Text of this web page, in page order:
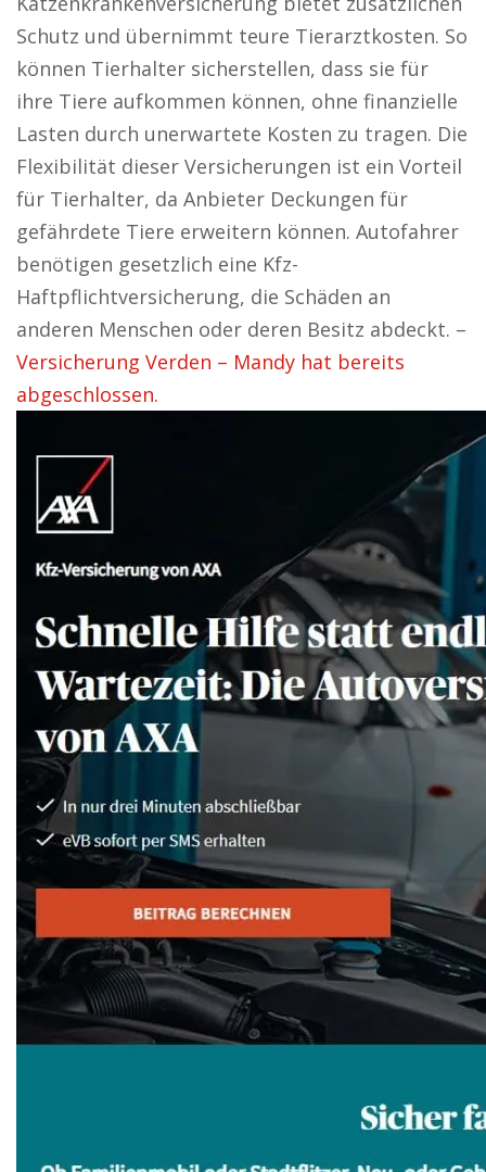
Schutz und übernimmt teure Tierarztkosten. So
können Tierhalter sicherstellen, dass sie für
ihre Tiere aufkommen können, ohne finanzielle
Lasten durch unerwartete Kosten zu tragen. Die
Flexibilität dieser Versicherungen ist ein Vorteil
für Tierhalter, da Anbieter Deckungen für
gefährdete Tiere erweitern können. Autofahrer
benötigen gesetzlich eine Kfz-
Haftpflichtversicherung, die Schäden an
anderen Menschen oder deren Besitz abdeckt. –
Versicherung Verden – Mandy hat bereits
abgeschlossen.